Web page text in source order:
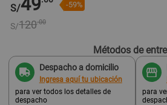
S/ -59%
S/120.00
Métodos de
Despacho a domicilio
Ingresa aquí tu ubicación
para ver todos los detalles de
despacho
para